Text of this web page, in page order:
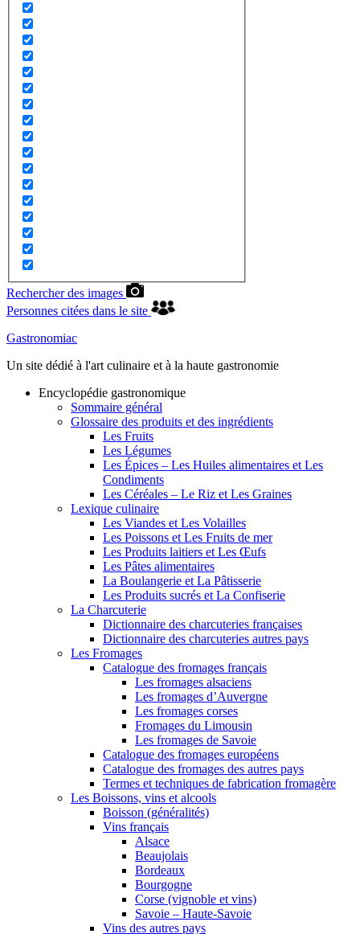
Rechercher des images
Personnes citées dans le site
Gastronomiac
Un site dédié à l'art culinaire et à la haute gastronomie
Encyclopédie gastronomique
Sommaire général
Glossaire des produits et des ingrédients
Les Fruits
Les Légumes
Les Épices – Les Huiles alimentaires et Les
Condiments
Les Céréales – Le Riz et Les Graines
Lexique culinaire
Les Viandes et Les Volailles
Les Poissons et Les Fruits de mer
Les Produits laitiers et Les Œufs
Les Pâtes alimentaires
La Boulangerie et La Pâtisserie
Les Produits sucrés et La Confiserie
La Charcuterie
Dictionnaire des charcuteries françaises
Dictionnaire des charcuteries autres pays
Les Fromages
Catalogue des fromages français
Les fromages alsaciens
Les fromages d’Auvergne
Les fromages corses
Fromages du Limousin
Les fromages de Savoie
Catalogue des fromages européens
Catalogue des fromages des autres pays
Termes et techniques de fabrication fromagère
Les Boissons, vins et alcools
Boisson (généralités)
Vins français
Alsace
Beaujolais
Bordeaux
Bourgogne
Corse (vignoble et vins)
Savoie – Haute-Savoie
Vins des autres pays